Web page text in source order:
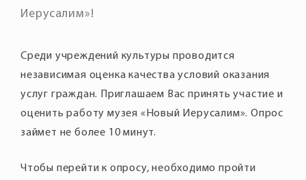
Иерусалим»!
Среди учреждений культуры проводится
независимая оценка качества условий оказания
услуг граждан. Приглашаем Вас принять участие и
оценить работу музея «Новый Иерусалим». Опрос
займет не более 10 минут.
Чтобы перейти к опросу, необходимо пройти